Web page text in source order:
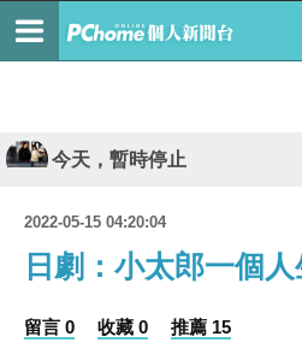
今天，暫時停止
2022-05-15 04:20:04
日劇：小太郎一個
留言 0 收藏 0 推薦 15